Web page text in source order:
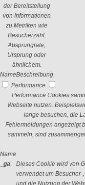
der Bereitstellung
von Informationen
zu Metriken wie
Besucherzahl,
Absprungrate,
Ursprung oder
ähnlichem.
NameBeschreibung
Performance
Performance Cookies
Webseite nutzen.
lange besuchen, die
Fehlermeldungen angezeigt
sammeln, sind
Name
_ga
Dieses Cookie wird von
verwendet um
und die Nutzung der